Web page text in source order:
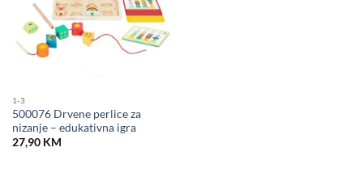
1-3
500076 Drvene perlice za
nizanje – edukativna igra
27,90 KM